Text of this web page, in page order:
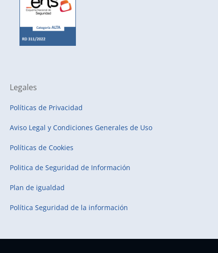
Legales
Políticas de Privacidad
Aviso Legal y Condiciones Generales de Uso
Políticas de Cookies
Politica de Seguridad de Información
Plan de igualdad
Política Seguridad de la información